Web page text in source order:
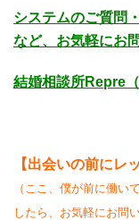
システムのご質問
など、お気軽にお
結婚相談所Repre（
【出会いの前にレ
（ここ、僕が前に働い
したら、お気軽にお問